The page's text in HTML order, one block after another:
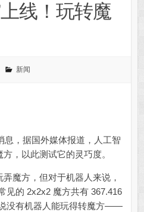
线！玩转魔
新闻
，据国外媒体报道，人工智
，以此测试它的灵巧度。
魔方，但对于机器人来说，
见的 2x2x2 魔方共有 367.416
没有机器人能玩得转魔方——